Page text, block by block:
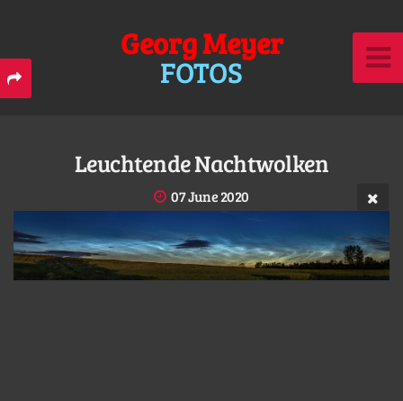
Georg Meyer
FOTOS
Leuchtende Nachtwolken
07 June 2020